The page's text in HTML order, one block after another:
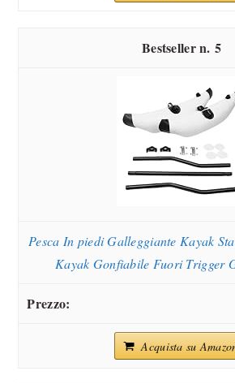
5
Pesca In piedi Galleggiante Kayak
Kayak Gonfiabile Fuori Trigger
Acquista su